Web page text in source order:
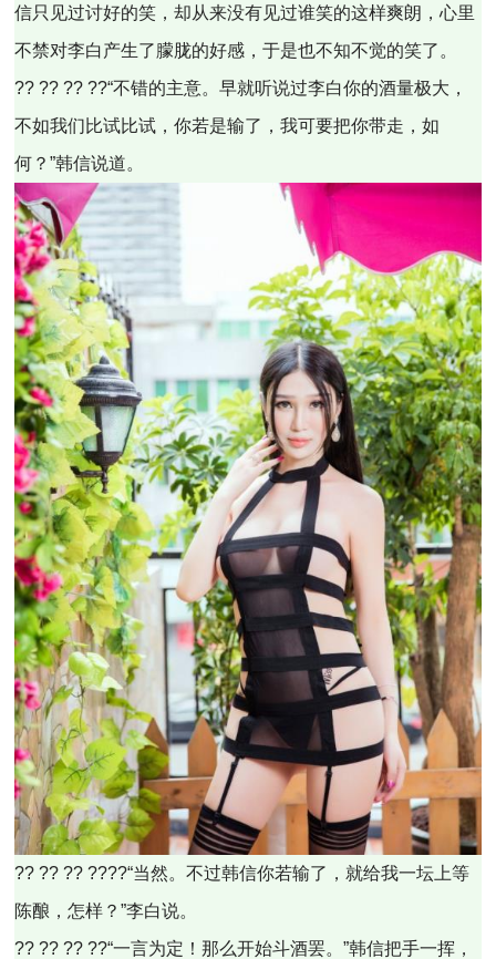
信只见过讨好的笑，却从来没有见过谁笑的这样爽朗，心里
不禁对李白产生了朦胧的好感，于是也不知不觉的笑了。
?? ?? ?? ??“不错的主意。早就听说过李白你的酒量极大，
不如我们比试比试，你若是输了，我可要把你带走，如
何？”韩信说道。
?? ?? ?? ????“当然。不过韩信你若输了，就给我一坛上等
陈酿，怎样？”李白说。
?? ?? ?? ??“一言为定！那么开始斗酒罢。”韩信把手一挥，